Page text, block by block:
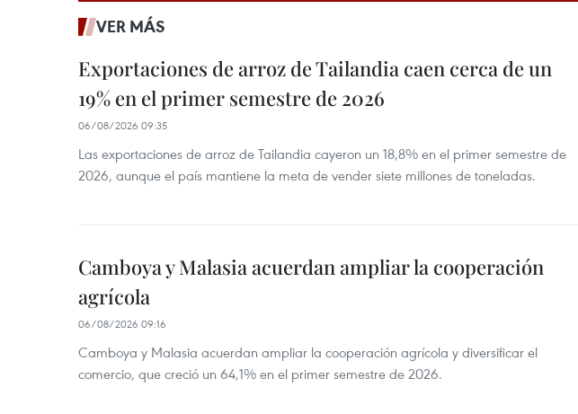
VER MÁS
Exportaciones de arroz de Tailandia caen cerca de un
19% en el primer semestre de 2026
06/08/2026 09:35
Las exportaciones de arroz de Tailandia cayeron un 18,8% en el primer semestre de
2026, aunque el país mantiene la meta de vender siete millones de toneladas.
Camboya y Malasia acuerdan ampliar la cooperación
agrícola
06/08/2026 09:16
Camboya y Malasia acuerdan ampliar la cooperación agrícola y diversificar el
comercio, que creció un 64,1% en el primer semestre de 2026.